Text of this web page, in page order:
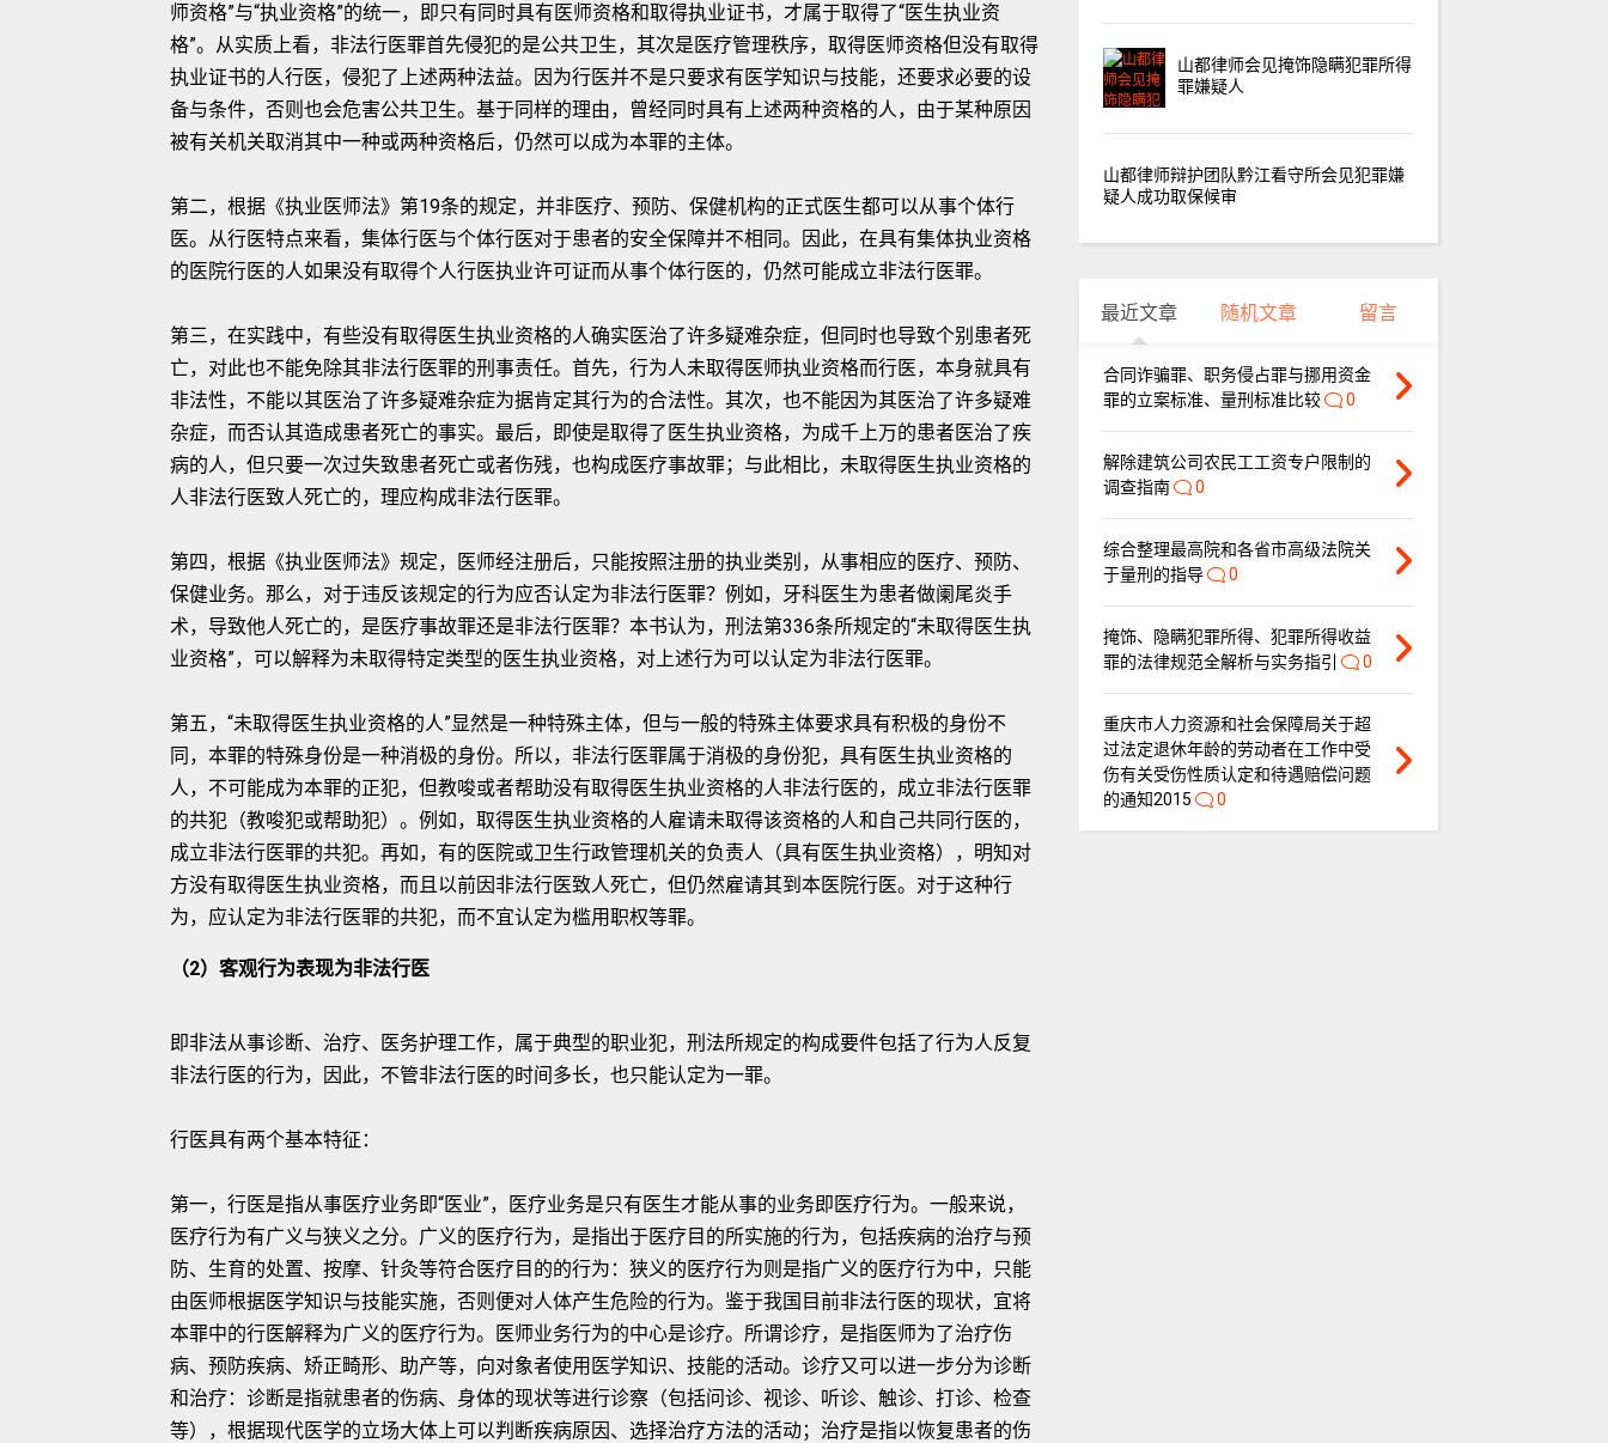
师资格”与“执业资格”的统一，即只有同时具有医师资格和取得执业证书，才属于取得了“医生执业资
格”。从实质上看，非法行医罪首先侵犯的是公共卫生，其次是医疗管理秩序，取得医师资格但没有取得
执业证书的人行医，侵犯了上述两种法益。因为行医并不是只要求有医学知识与技能，还要求必要的设
备与条件，否则也会危害公共卫生。基于同样的理由，曾经同时具有上述两种资格的人，由于某种原因
被有关机关取消其中一种或两种资格后，仍然可以成为本罪的主体。
第二，根据《执业医师法》第19条的规定，并非医疗、预防、保健机构的正式医生都可以从事个体行
医。从行医特点来看，集体行医与个体行医对于患者的安全保障并不相同。因此，在具有集体执业资格
的医院行医的人如果没有取得个人行医执业许可证而从事个体行医的，仍然可能成立非法行医罪。
第三，在实践中，有些没有取得医生执业资格的人确实医治了许多疑难杂症，但同时也导致个别患者死
亡，对此也不能免除其非法行医罪的刑事责任。首先，行为人未取得医师执业资格而行医，本身就具有
非法性，不能以其医治了许多疑难杂症为据肯定其行为的合法性。其次，也不能因为其医治了许多疑难
杂症，而否认其造成患者死亡的事实。最后，即使是取得了医生执业资格，为成千上万的患者医治了疾
病的人，但只要一次过失致患者死亡或者伤残，也构成医疗事故罪；与此相比，未取得医生执业资格的
人非法行医致人死亡的，理应构成非法行医罪。
第四，根据《执业医师法》规定，医师经注册后，只能按照注册的执业类别，从事相应的医疗、预防、
保健业务。那么，对于违反该规定的行为应否认定为非法行医罪？例如，牙科医生为患者做阑尾炎手
术，导致他人死亡的，是医疗事故罪还是非法行医罪？本书认为，刑法第336条所规定的“未取得医生执
业资格”，可以解释为未取得特定类型的医生执业资格，对上述行为可以认定为非法行医罪。
第五，“未取得医生执业资格的人”显然是一种特殊主体，但与一般的特殊主体要求具有积极的身份不
同，本罪的特殊身份是一种消极的身份。所以，非法行医罪属于消极的身份犯，具有医生执业资格的
人，不可能成为本罪的正犯，但教唆或者帮助没有取得医生执业资格的人非法行医的，成立非法行医罪
的共犯（教唆犯或帮助犯）。例如，取得医生执业资格的人雇请未取得该资格的人和自己共同行医的，
成立非法行医罪的共犯。再如，有的医院或卫生行政管理机关的负责人（具有医生执业资格），明知对
方没有取得医生执业资格，而且以前因非法行医致人死亡，但仍然雇请其到本医院行医。对于这种行
为，应认定为非法行医罪的共犯，而不宜认定为槛用职权等罪。
（2）客观行为表现为非法行医
即非法从事诊断、治疗、医务护理工作，属于典型的职业犯，刑法所规定的构成要件包括了行为人反复
非法行医的行为，因此，不管非法行医的时间多长，也只能认定为一罪。
行医具有两个基本特征：
第一，行医是指从事医疗业务即“医业”，医疗业务是只有医生才能从事的业务即医疗行为。一般来说，
医疗行为有广义与狭义之分。广义的医疗行为，是指出于医疗目的所实施的行为，包括疾病的治疗与预
防、生育的处置、按摩、针灸等符合医疗目的的行为：狭义的医疗行为则是指广义的医疗行为中，只能
由医师根据医学知识与技能实施，否则便对人体产生危险的行为。鉴于我国目前非法行医的现状，宜将
本罪中的行医解释为广义的医疗行为。医师业务行为的中心是诊疗。所谓诊疗，是指医师为了治疗伤
病、预防疾病、矫正畸形、助产等，向对象者使用医学知识、技能的活动。诊疗又可以进一步分为诊断
和治疗：诊断是指就患者的伤病、身体的现状等进行诊察（包括问诊、视诊、听诊、触诊、打诊、检查
等），根据现代医学的立场大体上可以判断疾病原因、选择治疗方法的活动；治疗是指以恢复患者的伤
山都律师会见掩饰隐瞒犯罪所得
罪嫌疑人
山都律师辩护团队黔江看守所会见犯罪嫌
疑人成功取保候审
最近文章 随机文章 留言
合同诈骗罪、职务侵占罪与挪用资金
罪的立案标准、量刑标准比较
0
解除建筑公司农民工工资专户限制的
调查指南
0
综合整理最高院和各省市高级法院关
于量刑的指导
0
掩饰、隐瞒犯罪所得、犯罪所得收益
罪的法律规范全解析与实务指引
0
重庆市人力资源和社会保障局关于超
过法定退休年龄的劳动者在工作中受
伤有关受伤性质认定和待遇赔偿问题
的通知2015
0